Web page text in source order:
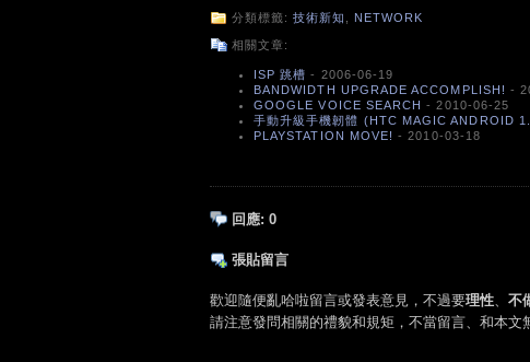
分類標籤: 技術新知 NETWORK
相關文章:
ISP 跳槽 - 2006-06-19
BANDWIDTH UPGRADE ACCOMPLISH! -
GOOGLE VOICE SEARCH - 2010-06-25
手動升級手機韌體 (HTC MAGIC ANDROID
PLAYSTATION MOVE! - 2010-03-18
回應: 0
張貼留言
歡迎隨便亂哈啦留言或發表意見，不過要理性、 不
請注意發問相關的禮貌和規矩，不當留言、和本文